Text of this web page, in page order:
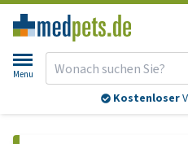
Menu
Kostenloser